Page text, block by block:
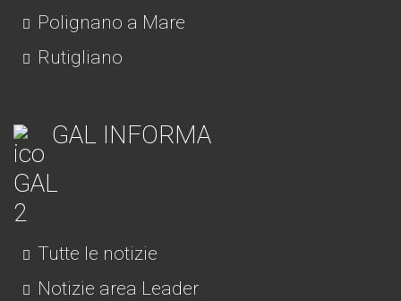
Polignano a Mare
Rutigliano
GAL INFORMA
Tutte le notizie
Notizie area Leader